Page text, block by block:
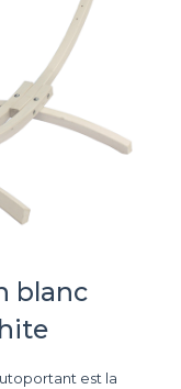
blanc
est la